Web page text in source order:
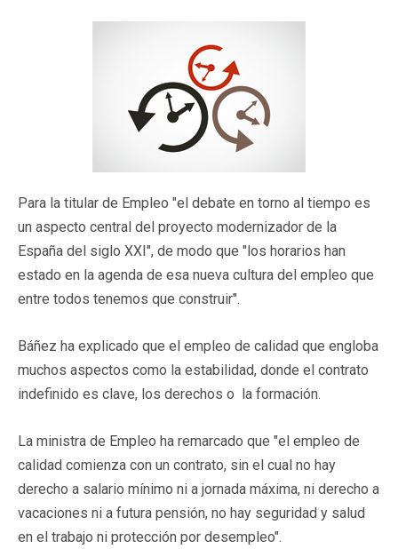
Para la titular de Empleo "el debate en torno al tiempo es
un aspecto central del proyecto modernizador de la
España del siglo XXI", de modo que "los horarios han
estado en la agenda de esa nueva cultura del empleo que
entre todos tenemos que construir".
Báñez ha explicado que el empleo de calidad que engloba
muchos aspectos como la estabilidad, donde el contrato
indefinido es clave, los derechos o la formación.
La ministra de Empleo ha remarcado que "el empleo de
calidad comienza con un contrato, sin el cual no hay
derecho a salario mínimo ni a jornada máxima, ni derecho a
vacaciones ni a futura pensión, no hay seguridad y salud
en el trabajo ni protección por desempleo".